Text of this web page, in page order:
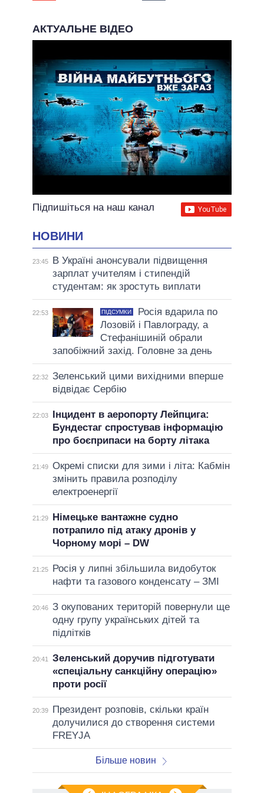
АКТУАЛЬНЕ ВІДЕО
Підпишіться на наш канал
НОВИНИ
23:45
В Україні анонсували підвищення
зарплат учителям і стипендій
студентам: як зростуть виплати
22:53 ПІДСУМКИ
Росія вдарила по
Лозовій і Павлограду, а
Стефанішиній обрали
запобіжний захід. Головне за день
22:32 Зеленський цими вихідними вперше
відвідає Сербію
22:03
Інцидент в аеропорту Лейпцига:
Бундестаг спростував інформацію
про боєприпаси на борту літака
21:49 Окремі списки для зими і літа: Кабмін
змінить правила розподілу
електроенергії
21:29
Німецьке вантажне судно
потрапило під атаку дронів у
Чорному морі – DW
21:25
Росія у липні збільшила видобуток
нафти та газового конденсату – ЗМІ
20:46 З окупованих територій повернули ще
одну групу українських дітей та
підлітків
20:41
Зеленський доручив підготувати
«спеціальну санкційну операцію»
проти росії
20:39
Президент розповів, скільки країн
долучилися до створення системи
FREYJA
Більше новин